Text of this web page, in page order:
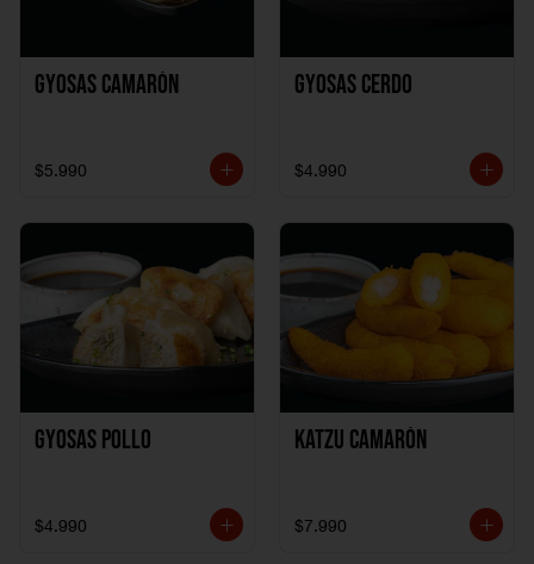
Gyosas Camarón
$5.990
Gyosas Cerdo
$4.990
Gyosas Pollo
$4.990
Katzu Camarón
$7.990